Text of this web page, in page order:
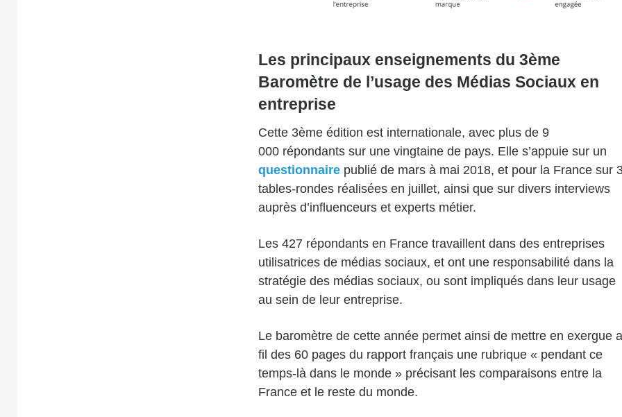
Les principaux enseignements du 3ème
Baromètre de l’usage des Médias Sociaux en
entreprise
Cette 3ème édition est internationale, avec plus de 9
000 répondants sur une vingtaine de pays. Elle s’appuie sur un
questionnairepublié de mars à mai 2018, et pour la France sur
tables-rondes réalisées en juillet, ainsi que sur divers interviews
auprès d’influenceurs et experts métier.
Les 427 répondants en France travaillent dans des entreprises
utilisatrices de médias sociaux, et ont une responsabilité dans la
stratégie des médias sociaux, ou sont impliqués dans leur usage
au sein de leur entreprise.
Le baromètre de cette année permet ainsi de mettre en exergue
fil des 60 pages du rapport français une rubrique « pendant ce
temps-là dans le monde » précisant les comparaisons entre la
France et le reste du monde.